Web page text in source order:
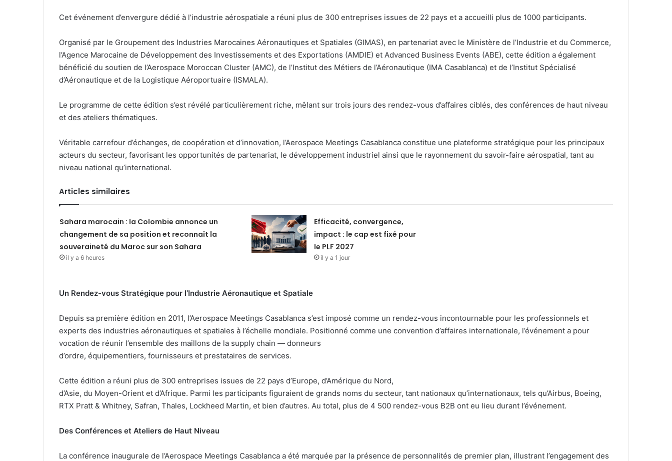
Cet événement d’envergure dédié à l’industrie aérospatiale a réuni plus de 300 entreprises issues de 22 pays et a accueilli plus de 1000 participants.
Organisé par le Groupement des Industries Marocaines Aéronautiques et Spatiales (GIMAS), en partenariat avec le Ministère de l’Industrie et du Commerce,
l’Agence Marocaine de Développement des Investissements et des Exportations (AMDIE) et Advanced Business Events (ABE), cette édition a également
bénéficié du soutien de l’Aerospace Moroccan Cluster (AMC), de l’Institut des Métiers de l’Aéronautique (IMA Casablanca) et de l’Institut Spécialisé
d’Aéronautique et de la Logistique Aéroportuaire (ISMALA).
Le programme de cette édition s’est révélé particulièrement riche, mêlant sur trois jours des rendez-vous d’affaires ciblés, des conférences de haut niveau
et des ateliers thématiques.
Véritable carrefour d’échanges, de coopération et d’innovation, l’Aerospace Meetings Casablanca constitue une plateforme stratégique pour les principaux
acteurs du secteur, favorisant les opportunités de partenariat, le développement industriel ainsi que le rayonnement du savoir-faire aérospatial, tant au
niveau national qu’international.
Articles similaires
Sahara marocain : la Colombie annonce un
changement de sa position et reconnaît la
souveraineté du Maroc sur son Sahara
il y a 6 heures
Efficacité, convergence,
impact : le cap est fixé pour
le PLF 2027
il y a 1 jour
Un Rendez-vous Stratégique pour l’Industrie Aéronautique et Spatiale
Depuis sa première édition en 2011, l’Aerospace Meetings Casablanca s’est imposé comme un rendez-vous incontournable pour les professionnels et
experts des industries aéronautiques et spatiales à l’échelle mondiale. Positionné comme une convention d’affaires internationale, l’événement a pour
vocation de réunir l’ensemble des maillons de la supply chain — donneurs
d’ordre, équipementiers, fournisseurs et prestataires de services.
Cette édition a réuni plus de 300 entreprises issues de 22 pays d’Europe, d’Amérique du Nord,
d’Asie, du Moyen-Orient et d’Afrique. Parmi les participants figuraient de grands noms du secteur, tant nationaux qu’internationaux, tels qu’Airbus, Boeing,
RTX Pratt & Whitney, Safran, Thales, Lockheed Martin, et bien d’autres. Au total, plus de 4 500 rendez-vous B2B ont eu lieu durant l’événement.
Des Conférences et Ateliers de Haut Niveau
La conférence inaugurale de l’Aerospace Meetings Casablanca a été marquée par la présence de personnalités de premier plan, illustrant l’engagement des